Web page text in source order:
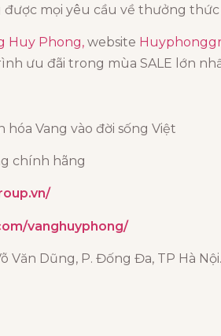
mọi yêu cầu về thưởng thức
Huy Phong, website
ưu đãi trong mùa SALE lớn
hóa Vang vào đời sống Việt
chính hãng
vanghuyphong/
Văn Dũng, P. Đống Đa, TP Hà Nội.